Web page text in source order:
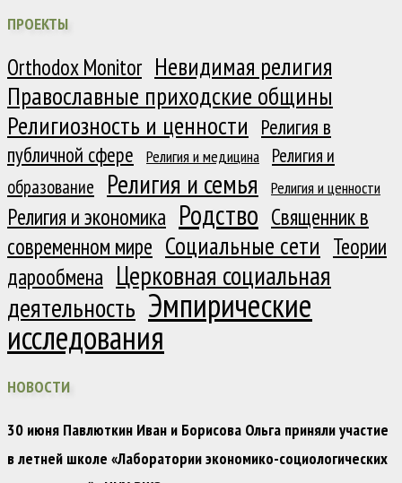
ПРОЕКТЫ
Orthodox Monitor Невидимая религия
Православные приходские общины
Религиозность и ценности Религия в
публичной сфере
Религия и медицина
Религия и
образование
Религия и семья Религия и ценности
Религия и экономика Родство Священник в
современном мире Социальные сети Теории
дарообмена Церковная социальная
деятельность Эмпирические
исследования
НОВОСТИ
30 июня Павлюткин Иван и Борисова Ольга приняли участие
в летней школе «Лаборатории экономико-социологических